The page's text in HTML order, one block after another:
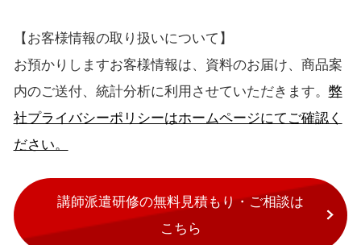
【お客様情報の取り扱いについて】
お預かりしますお客様情報は、資料のお届け、商品案
内のご送付、統計分析に利用させていただきます。 弊
社プライバシーポリシーはホームページにてご確認く
ださい。
講師派遣研修の無料見積もり・ご相談は
こちら